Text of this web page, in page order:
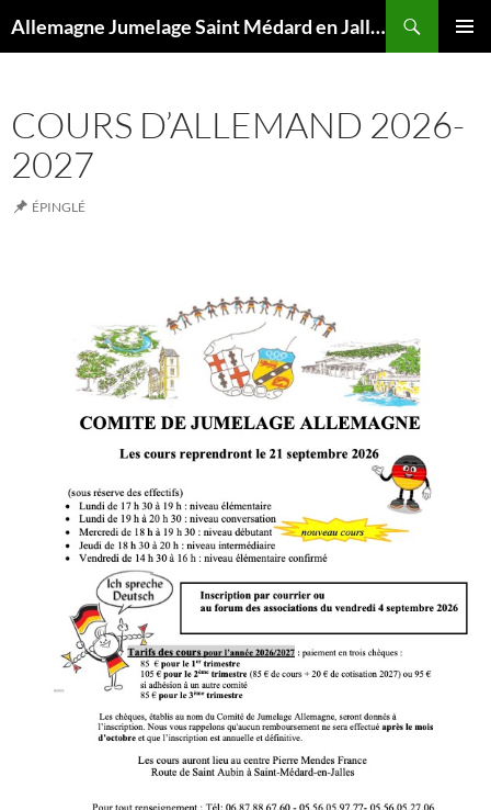
au
Allemagne Jumelage Saint Médard en Jalles Merzig
COURS D’ALLEMAND 2026-
2027
ÉPINGLÉ